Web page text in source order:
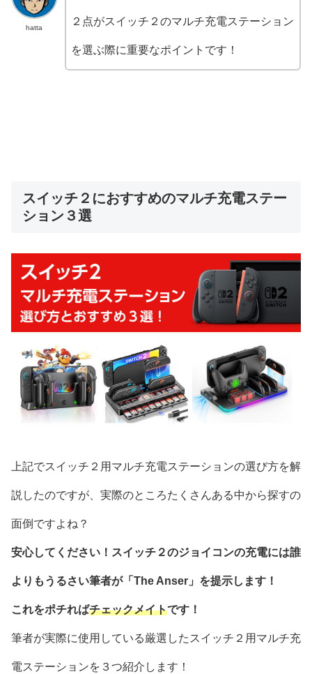
hatta
２点がスイッチ２のマルチ充電ステーション
を選ぶ際に重要なポイントです！
スイッチ２におすすめのマルチ充電ステー
ション３選
上記でスイッチ２用マルチ充電ステーションの選び方を解
説したのですが、実際のところたくさんある中から探すの
面倒ですよね？
安心してください！スイッチ２のジョイコンの充電には誰
よりもうるさい筆者が「The Anser」を提示します！
これをポチればチェックメイトです！
筆者が実際に使用している厳選したスイッチ２用マルチ充
電ステーションを３つ紹介します！